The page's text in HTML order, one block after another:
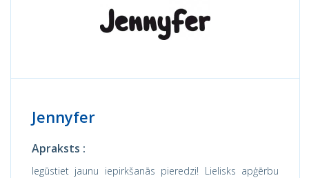
Jennyfer
Apraksts :
Iegūstiet jaunu iepirkšanās pieredzi! Lielisks apģērbu